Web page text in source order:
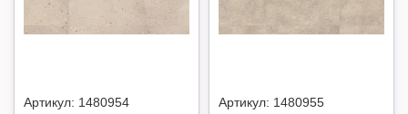
Артикул: 1480954 Артикул: 1480955